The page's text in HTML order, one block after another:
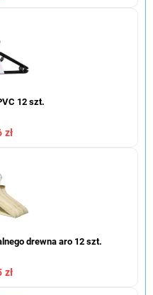
12 szt.
zł
drewna aro 12 szt.
zł